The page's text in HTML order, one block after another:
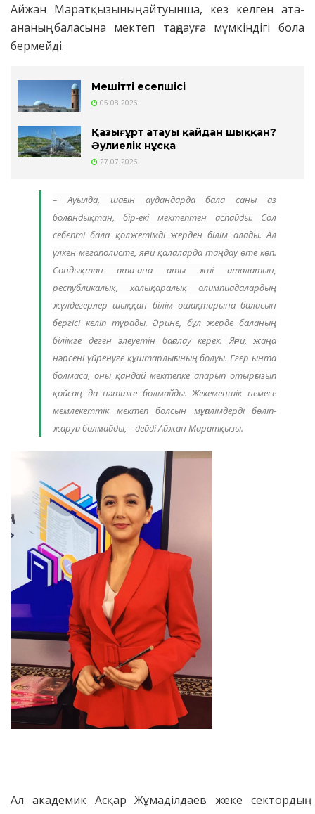
Айжан Маратқызының айтуынша, кез келген ата-
ананың баласына мектеп таңдауға мүмкіндігі бола
бермейді.
Мешіттің есепшісі
05.08.2026
Қазығұрт атауы қайдан шыққан?
Әулиелік нұсқа
27.07.2026
– Ауылда, шағын аудандарда бала саны аз
болғандықтан, бір-екі мектептен аспайды. Сол
себепті бала қолжетімді жерден білім алады. Ал
үлкен мегаполисте, яғни қалаларда таңдау өте көп.
Сондықтан ата-ана аты жиі аталатын,
республикалық, халықаралық олимпиадалардың
жүлдегерлер шыққан білім ошақтарына баласын
бергісі келіп тұрады. Әрине, бұл жерде баланың
білімге деген әлеуетін бағалау керек. Яғни, жаңа
нәрсені үйренуге құштарлығының болуы. Егер ынта
болмаса, оны қандай мектепке апарып отырғызып
қойсаң да нәтиже болмайды. Жекеменшік немесе
мемлекеттік мектеп болсын мұғалімдерді бөліп-
жаруға болмайды, – дейді Айжан Маратқызы.
Ал академик Асқар Жұмаділдаев жеке сектордың